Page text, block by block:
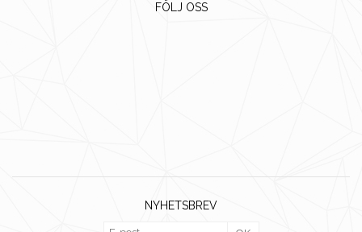
FÖLJ OSS
NYHETSBREV